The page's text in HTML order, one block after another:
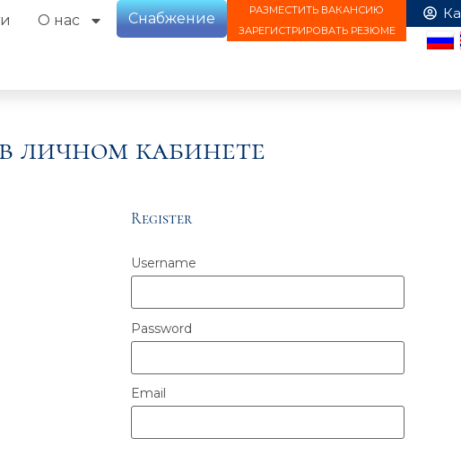
О нас Снабжение
РАЗМЕСТИТЬ ВАКАНСИЮ
ЗАРЕГИСТРИРОВАТЬ РЕЗЮМЕ
личном кабинете
Register
Username
Password
Email